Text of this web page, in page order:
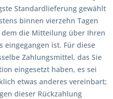
Standardlieferung gewählt
binnen vierzehn Tagen
die Mitteilung über Ihren
eingegangen ist. Für diese
Zahlungsmittel, das Sie
eingesetzt haben, es sei
etwas anderes vereinbart;
dieser Rückzahlung